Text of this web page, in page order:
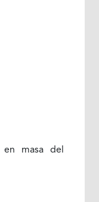
en masa del